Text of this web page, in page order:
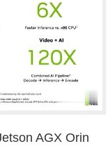
AGX Orin